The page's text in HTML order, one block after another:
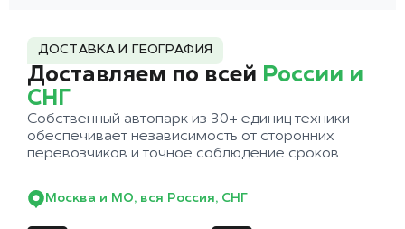
ДОСТАВКА И ГЕОГРАФИЯ
Доставляем по всей России и
СНГ
Собственный автопарк из 30+ единиц техники
обеспечивает независимость от сторонних
перевозчиков и точное соблюдение сроков
Москва и МО, вся Россия, СНГ